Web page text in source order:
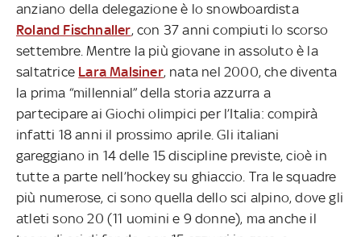
anziano della delegazione è lo snowboardista
Roland Fischnaller, con 37 anni compiuti lo scorso
settembre. Mentre la più giovane in assoluto è la
saltatrice Lara Malsiner, nata nel 2000, che diventa
la prima “millennial” della storia azzurra a
partecipare ai Giochi olimpici per l’Italia: compirà
infatti 18 anni il prossimo aprile. Gli italiani
gareggiano in 14 delle 15 discipline previste, cioè in
tutte a parte nell’hockey su ghiaccio. Tra le squadre
più numerose, ci sono quella dello sci alpino, dove gli
atleti sono 20 (11 uomini e 9 donne), ma anche il